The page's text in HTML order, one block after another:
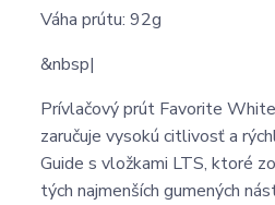
Váha prútu: 92g
&nbsp|
Prívlačový prút Favorite
zaručuje vysokú citlivosť a
Guide s vložkami LTS, ktoré
tých najmenších gumených